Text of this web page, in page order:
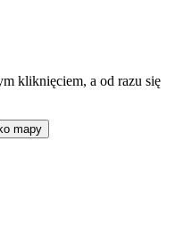
kliknięciem, a od razu się
mapy